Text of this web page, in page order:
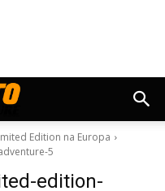
Edition na Europa
5
edition-